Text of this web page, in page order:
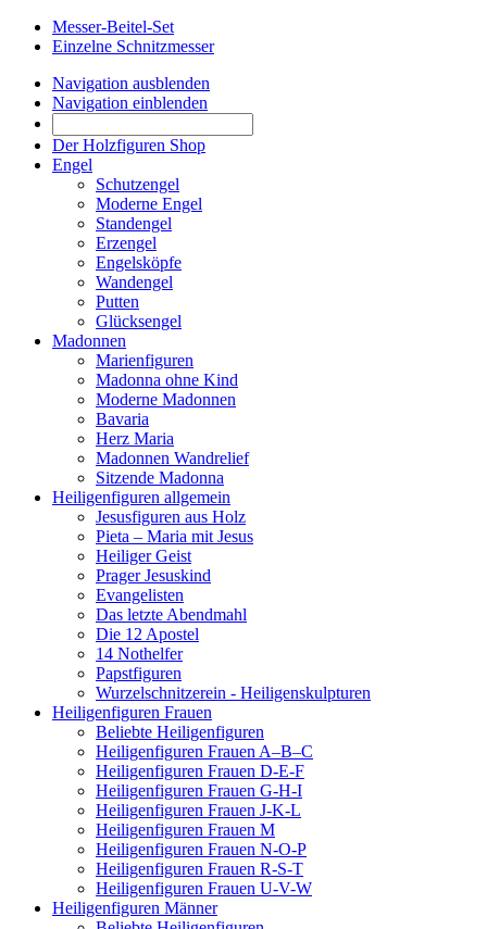
Messer-Beitel-Set
Einzelne Schnitzmesser
Navigation ausblenden
Navigation einblenden
Der Holzfiguren Shop
Engel
Schutzengel
Moderne Engel
Standengel
Erzengel
Engelsköpfe
Wandengel
Putten
Glücksengel
Madonnen
Marienfiguren
Madonna ohne Kind
Moderne Madonnen
Bavaria
Herz Maria
Madonnen Wandrelief
Sitzende Madonna
Heiligenfiguren allgemein
Jesusfiguren aus Holz
Pieta – Maria mit Jesus
Heiliger Geist
Prager Jesuskind
Evangelisten
Das letzte Abendmahl
Die 12 Apostel
14 Nothelfer
Papstfiguren
Wurzelschnitzerein - Heiligenskulpturen
Heiligenfiguren Frauen
Beliebte Heiligenfiguren
Heiligenfiguren Frauen A–B–C
Heiligenfiguren Frauen D-E-F
Heiligenfiguren Frauen G-H-I
Heiligenfiguren Frauen J-K-L
Heiligenfiguren Frauen M
Heiligenfiguren Frauen N-O-P
Heiligenfiguren Frauen R-S-T
Heiligenfiguren Frauen U-V-W
Heiligenfiguren Männer